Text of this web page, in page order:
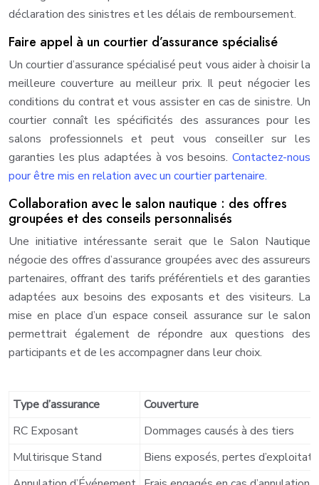
déclaration des sinistres et les délais de remboursement.
Faire appel à un courtier d’assurance spécialisé
Un courtier d’assurance spécialisé peut vous aider à choisir la
meilleure couverture au meilleur prix. Il peut négocier les
conditions du contrat et vous assister en cas de sinistre. Un
courtier connaît les spécificités des assurances pour les
salons professionnels et peut vous conseiller sur les
garanties les plus adaptées à vos besoins. Contactez-nous
pour être mis en relation avec un courtier partenaire.
Collaboration avec le salon nautique : des offres
groupées et des conseils personnalisés
Une initiative intéressante serait que le Salon Nautique
négocie des offres d’assurance groupées avec des assureurs
partenaires, offrant des tarifs préférentiels et des garanties
adaptées aux besoins des exposants et des visiteurs. La
mise en place d’un espace conseil assurance sur le salon
permettrait également de répondre aux questions des
participants et de les accompagner dans leur choix.
Type d’assurance
Couverture
RC Exposant
Dommages causés à des tiers
Multirisque Stand
Biens exposés, pertes